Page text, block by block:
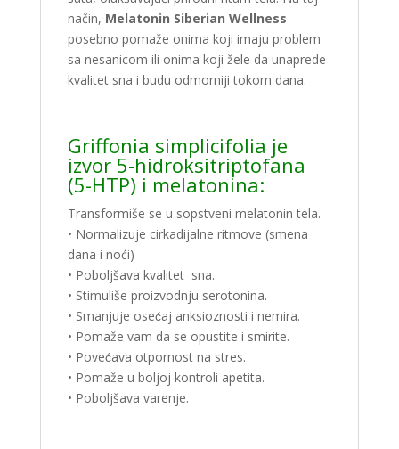
način, Melatonin Siberian Wellness
posebno pomaže onima koji imaju problem
sa nesanicom ili onima koji žele da unaprede
kvalitet sna i budu odmorniji tokom dana.
Griffonia simplicifolia je
izvor 5-hidroksitriptofana
(5-HTP) i melatonina:
Transformiše se u sopstveni melatonin tela.
• Normalizuje cirkadijalne ritmove (smena
dana i noći)
• Poboljšava kvalitet sna.
• Stimuliše proizvodnju serotonina.
• Smanjuje osećaj anksioznosti i nemira.
• Pomaže vam da se opustite i smirite.
• Povećava otpornost na stres.
• Pomaže u boljoj kontroli apetita.
• Poboljšava varenje.